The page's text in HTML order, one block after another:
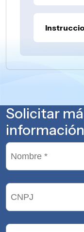
Solicitar
información